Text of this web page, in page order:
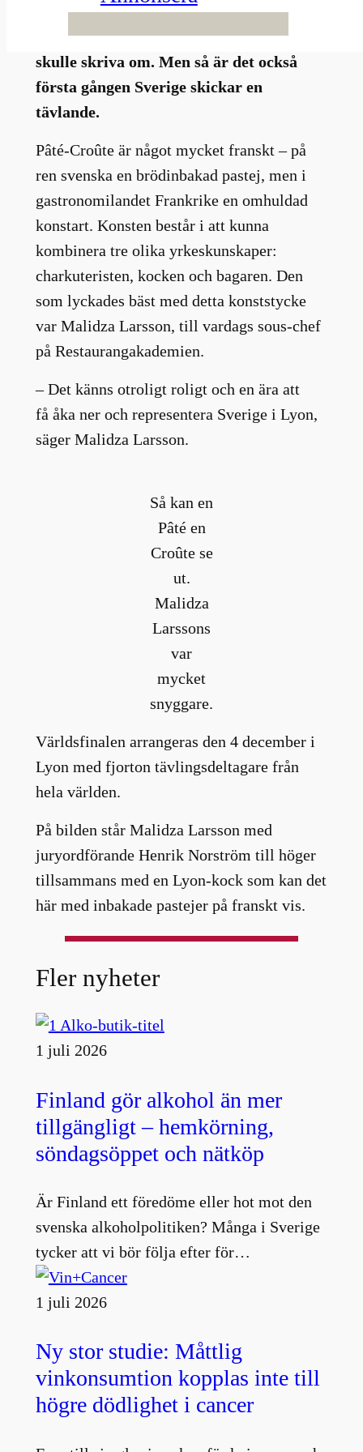
tävlingen Championnat du Monde de
Pâté-Croûte. Det hade jag aldrig trott jag
skulle skriva om. Men så är det också
första gången Sverige skickar en
tävlande.
Pâté-Croûte är något mycket franskt – på
ren svenska en brödinbakad pastej, men i
gastronomilandet Frankrike en omhuldad
konstart. Konsten består i att kunna
kombinera tre olika yrkeskunskaper:
charkuteristen, kocken och bagaren. Den
som lyckades bäst med detta konststycke
var Malidza Larsson, till vardags sous-chef
på Restaurangakademien.
– Det känns otroligt roligt och en ära att
få åka ner och representera Sverige i Lyon,
säger Malidza Larsson.
Så kan en
Pâté en
Croûte se
ut.
Malidza
Larssons
var
mycket
snyggare.
Världsfinalen arrangeras den 4 december i
Lyon med fjorton tävlingsdeltagare från
hela världen.
På bilden står Malidza Larsson med
juryordförande Henrik Norström till höger
tillsammans med en Lyon-kock som kan det
här med inbakade pastejer på franskt vis.
Fler nyheter
1 juli 2026
Finland gör alkohol än mer
tillgängligt – hemkörning,
söndagsöppet och nätköp
Är Finland ett föredöme eller hot mot den
svenska alkoholpolitiken? Många i Sverige
tycker att vi bör följa efter för…
1 juli 2026
Ny stor studie: Måttlig
vinkonsumtion kopplas inte till
högre dödlighet i cancer